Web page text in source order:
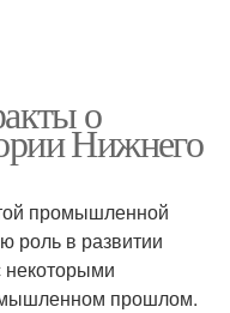
о
Нижнего
промышленной
роль в развитии
некоторыми
прошлом.